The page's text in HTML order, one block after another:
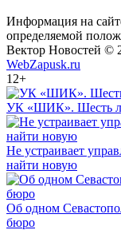
Информация на
определяемой
Вектор Новостей ©
WebZapusk.ru
12+
УК «ШИК». Шесть
Не устраивает
найти новую
Об одном
бюро